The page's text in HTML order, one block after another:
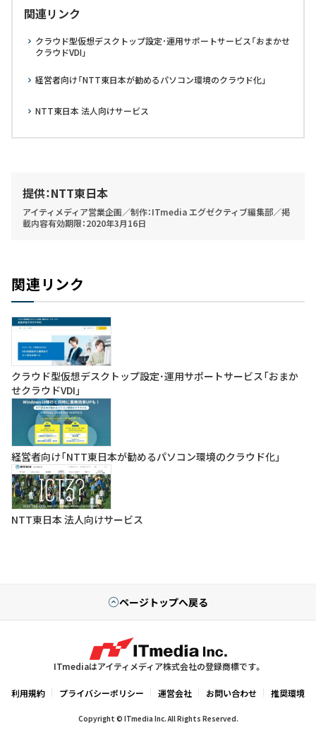
関連リンク
クラウド型仮想デスクトップ設定･運用サポートサービス「おまかせ
クラウドVDI」
経営者向け「NTT東日本が勧めるパソコン環境のクラウド化」
NTT東日本 法人向けサービス
提供：NTT東日本
アイティメディア営業企画／制作：ITmedia エグゼクティブ編集部／掲
載内容有効期限：2020年3月16日
関連リンク
クラウド型仮想デスクトップ設定･運用サポートサービス「おまか
せクラウドVDI」
経営者向け「NTT東日本が勧めるパソコン環境のクラウド化」
NTT東日本 法人向けサービス
ページトップへ戻る
ITmediaはアイティメディア株式会社の登録商標です。
利用規約 プライバシーポリシー 運営会社 お問い合わせ 推奨環境
Copyright © ITmedia Inc. All Rights Reserved.